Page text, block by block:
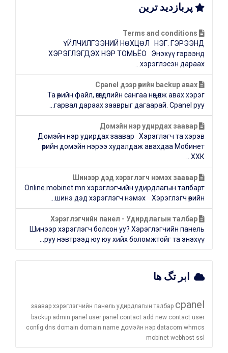
پربازدید ترین
Terms and conditions
ҮЙЛЧИЛГЭЭНИЙ НӨХЦӨЛ НЭГ. ГЭРЭЭНД
ХЭРЭГЛЭГДЭХ НЭР ТОМЬЁО Энэхүү гэрээнд
хэрэглэсэн дараах...
Cpanel дээр өөрийн backup авах
Та өөрийн файл, өгөгдлийн сангаа нөөцөлж авах хэрэг
гарвал дараах зааврыг дагаарай. Cpanel руу...
Домэйн нэр удирдах заавар
Домэйн нэр удирдах заавар Хэрэглэгч та хэрэв
өөрийн домэйн нэрээ худалдаж авахдаа Мобинет
ХХК...
Шинээр дэд хэрэглэгч нэмэх заавар
Online.mobinet.mn хэрэглэгчийн удирдлагын талбарт
шинэ дэд хэрэглэгч нэмэх Хэрэглэгч өөрийн...
Хэрэглэгчийн панел - Удирдлагын талбар
Шинээр хэрэглэгч болсон уу? Хэрэглэгчийн панель
руу нэвтрээд юу юу хийх боломжтойг та энэхүү...
ابر تگ ها
заавар хэрэглэгчийн панель удирдлагын талбар cpanel
backup admin panel user panel contact add new contact user
config dns domain domain name домэйн нэр datacom whmcs
mobinet webhost ssl